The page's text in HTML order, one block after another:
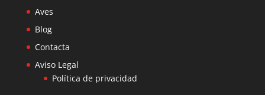
Aves
Blog
Contacta
Aviso Legal
Política de privacidad